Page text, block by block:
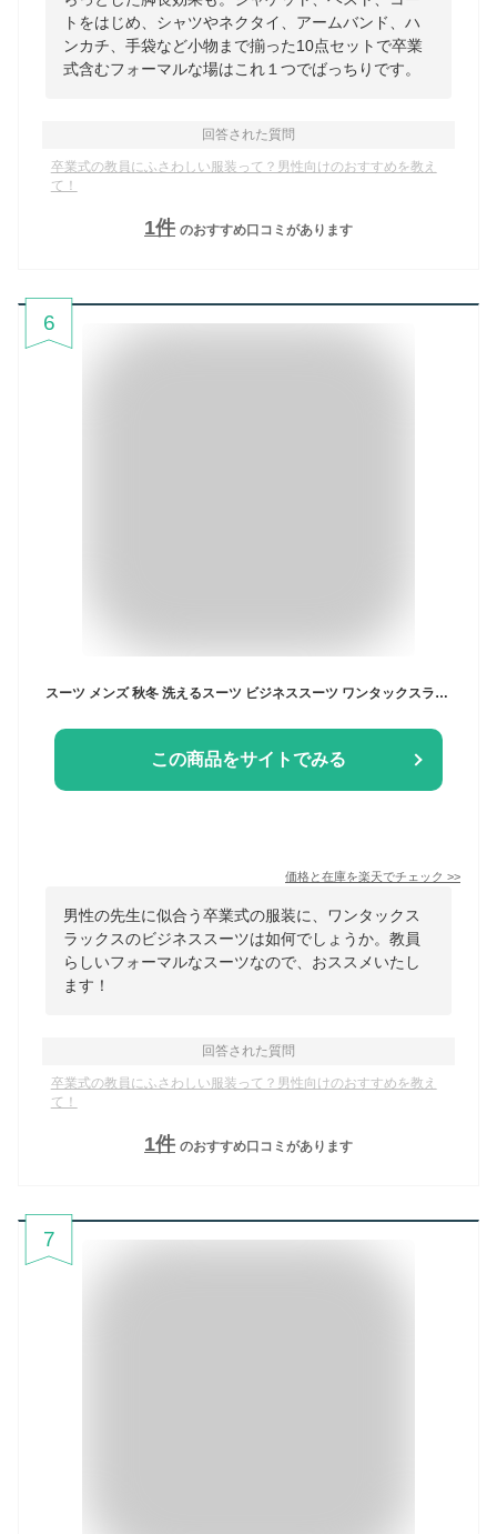
トをはじめ、シャツやネクタイ、アームバンド、ハ
ンカチ、手袋など小物まで揃った10点セットで卒業
式含むフォーマルな場はこれ１つでばっちりです。
回答された質問
卒業式の教員にふさわしい服装って？男性向けのおすすめを教え
て！
1件 のおすすめ口コミがあります
6
この商品をサイトでみる
価格と在庫を楽天でチェック >>
男性の先生に似合う卒業式の服装に、ワンタックス
ラックスのビジネススーツは如何でしょうか。教員
らしいフォーマルなスーツなので、おススメいたし
ます！
回答された質問
卒業式の教員にふさわしい服装って？男性向けのおすすめを教え
て！
1件 のおすすめ口コミがあります
7